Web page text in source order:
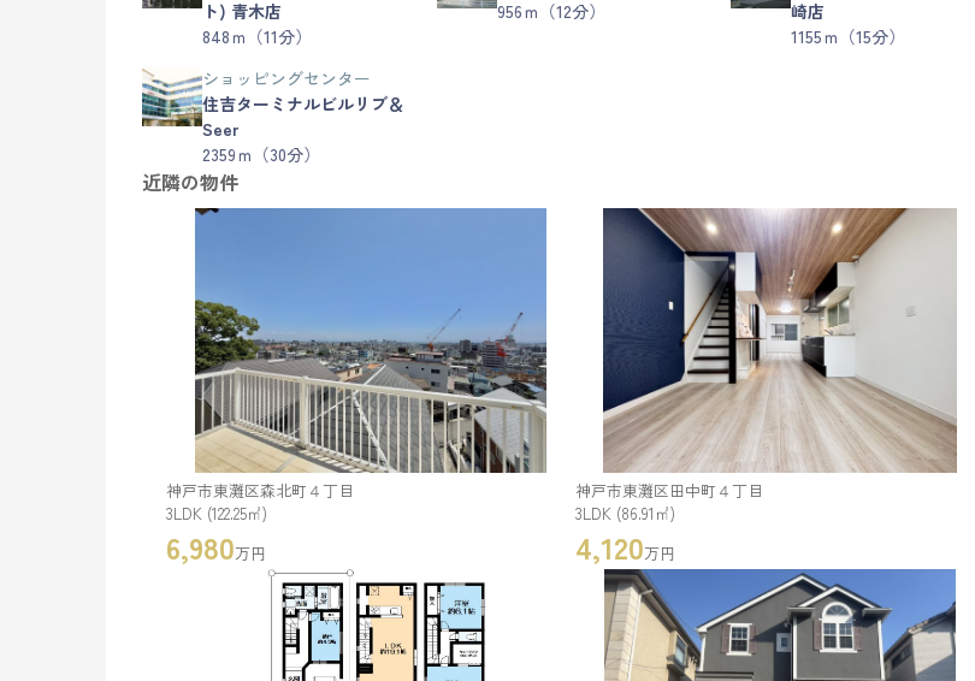
ト) 青木店
848ｍ（11分）
956ｍ（12分）
崎店
1155ｍ（15分）
ショッピングセンター
住吉ターミナルビルリブ＆
Seer
2359ｍ（30分）
近隣の物件
神戸市東灘区森北町４丁目
3LDK (122.25㎡)
6,980万円
神戸市東灘区田中町４丁目
3LDK (86.91㎡)
4,120万円